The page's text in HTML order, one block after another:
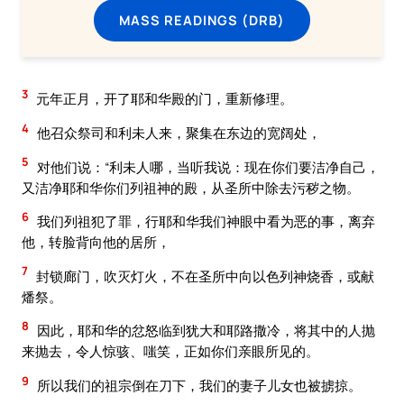
MASS READINGS (DRB)
3 元年正月，开了耶和华殿的门，重新修理。
4 他召众祭司和利未人来，聚集在东边的宽阔处，
5
对他们说：“利未人哪，当听我说：现在你们要洁净自己，
又洁净耶和华你们列祖神的殿，从圣所中除去污秽之物。
6 我们列祖犯了罪，行耶和华我们神眼中看为恶的事，离弃
他，转脸背向他的居所，
7 封锁廊门，吹灭灯火，不在圣所中向以色列神烧香，或献
燔祭。
8
因此，耶和华的忿怒临到犹大和耶路撒冷，将其中的人抛
来抛去，令人惊骇、嗤笑，正如你们亲眼所见的。
9 所以我们的祖宗倒在刀下，我们的妻子儿女也被掳掠。